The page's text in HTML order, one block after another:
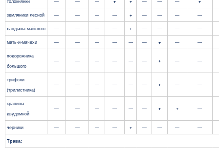
земляники лесной — — — — + — — — —
ландыша майского — — — — + — — — —
мать-и-мачехи — — — — — — + — —
подорожника
большого
— — — — — — + — —
трифоли
(трилистника)
— — — — — — + — —
крапивы
двудомной
— — — — — — + + —
черники — — — — + — — — —
Трава: